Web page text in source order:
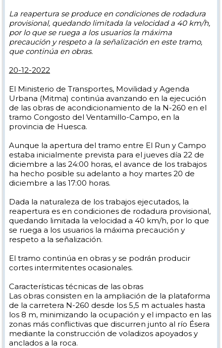
La reapertura se produce en condiciones de rodadura
provisional, quedando limitada la velocidad a 40 km/h,
por lo que se ruega a los usuarios la máxima
precaución y respeto a la señalización en este tramo,
que continúa en obras.
20-12-2022
El Ministerio de Transportes, Movilidad y Agenda
Urbana (Mitma) continúa avanzando en la ejecución
de las obras de acondicionamiento de la N-260 en el
tramo Congosto del Ventamillo-Campo, en la
provincia de Huesca.
Aunque la apertura del tramo entre El Run y Campo
estaba inicialmente prevista para el jueves día 22 de
diciembre a las 24:00 horas, el avance de los trabajos
ha hecho posible su adelanto a hoy martes 20 de
diciembre a las 17:00 horas.
Dada la naturaleza de los trabajos ejecutados, la
reapertura es en condiciones de rodadura provisional,
quedando limitada la velocidad a 40 km/h, por lo que
se ruega a los usuarios la máxima precaución y
respeto a la señalización.
El tramo continúa en obras y se podrán producir
cortes intermitentes ocasionales.
Características técnicas de las obras
Las obras consisten en la ampliación de la plataforma
de la carretera N-260 desde los 5,5 m actuales hasta
los 8 m, minimizando la ocupación y el impacto en las
zonas más conflictivas que discurren junto al río Ésera
mediante la construcción de voladizos apoyados y
anclados a la roca.